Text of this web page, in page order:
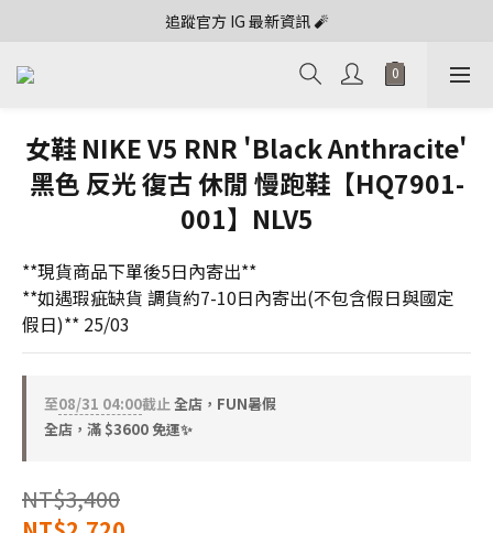
追蹤官方 IG 最新資訊 🧨
女鞋 NIKE V5 RNR 'Black Anthracite'
黑色 反光 復古 休閒 慢跑鞋【HQ7901-
001】NLV5
**現貨商品下單後5日內寄出**
**如遇瑕疵缺貨 調貨約7-10日內寄出(不包含假日與國定
假日)** 25/03
至08/31 04:00截止全店，FUN暑假
全店，滿 $3600 免運✨
NT$3,400